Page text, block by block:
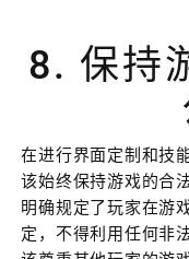
8. 保持
在进行界面定制和技
该始终保持游戏的合
明确规定了玩家在游
定，不得利用任何非